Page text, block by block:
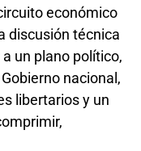
económico
discusión técnica
un plano político,
nacional,
libertarios y un